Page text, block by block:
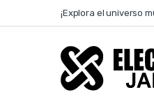
Skip to navigation
Skip to content¡Explora el universo